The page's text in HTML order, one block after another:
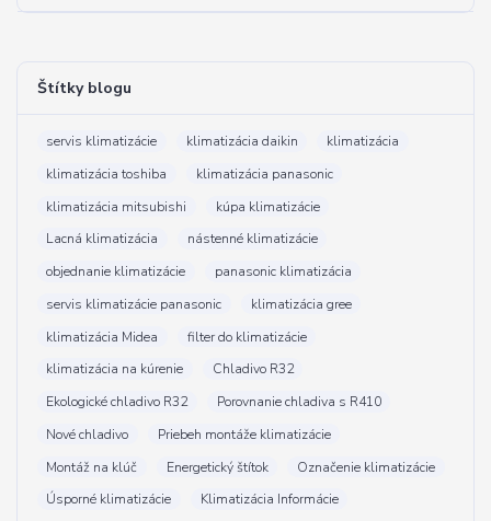
Štítky blogu
servis klimatizácie klimatizácia daikin
klimatizácia
klimatizácia toshiba
klimatizácia panasonic
klimatizácia mitsubishi
kúpa klimatizácie
Lacná klimatizácia
nástenné klimatizácie
objednanie klimatizácie
panasonic klimatizácia
servis klimatizácie panasonic
klimatizácia gree
klimatizácia Midea
filter do klimatizácie
klimatizácia na kúrenie
Chladivo R32
Ekologické chladivo R32
Porovnanie chladiva s R410
Nové chladivo
Priebeh montáže klimatizácie
Montáž na klúč
Energetický štítok
Označenie klimatizácie
Úsporné klimatizácie
Klimatizácia Informácie